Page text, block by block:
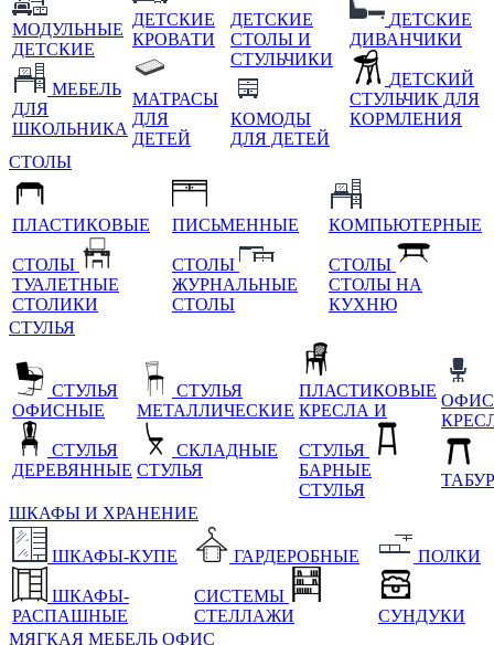
МОДУЛЬНЫЕ
ДЕТСКИЕ
МЕБЕЛЬ
ДЛЯ
ШКОЛЬНИКА
ДЕТСКИЕ
КРОВАТИ
МАТРАСЫ
ДЛЯ
ДЕТЕЙ
ДЕТСКИЕ
СТОЛЫ И
СТУЛЬЧИКИ
КОМОДЫ
ДЛЯ ДЕТЕЙ
ДЕТСКИЕ
ДИВАНЧИКИ
ДЕТСКИЙ
СТУЛЬЧИК ДЛЯ
КОРМЛЕНИЯ
СТОЛЫ
ПЛАСТИКОВЫЕ
СТОЛЫ
ТУАЛЕТНЫЕ
СТОЛИКИ
ПИСЬМЕННЫЕ
СТОЛЫ
ЖУРНАЛЬНЫЕ
СТОЛЫ
КОМПЬЮТЕРНЫЕ
СТОЛЫ
СТОЛЫ НА
КУХНЮ
СТУЛЬЯ
СТУЛЬЯ
ОФИСНЫЕ
СТУЛЬЯ
ДЕРЕВЯННЫЕ
СТУЛЬЯ
МЕТАЛЛИЧЕСКИЕ
СКЛАДНЫЕ
СТУЛЬЯ
ПЛАСТИКОВЫЕ
КРЕСЛА И
СТУЛЬЯ
БАРНЫЕ
СТУЛЬЯ
ШКАФЫ И ХРАНЕНИЕ
ШКАФЫ-КУПЕ
ШКАФЫ-
РАСПАШНЫЕ
ГАРДЕРОБНЫЕ
СИСТЕМЫ
СТЕЛЛАЖИ
ПОЛКИ
СУНДУКИ
МЯГКАЯ МЕБЕЛЬ ОФИС